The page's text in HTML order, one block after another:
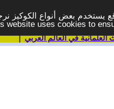
يستخدم بعض أنواع الكوكيز
website uses cookies to
|